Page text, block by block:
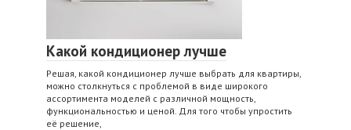
Какой кондиционер лучше
Решая, какой кондиционер лучше выбрать для квартиры,
можно столкнуться с проблемой в виде широкого
ассортимента моделей с различной мощность,
функциональностью и ценой. Для того чтобы упростить
её решение,